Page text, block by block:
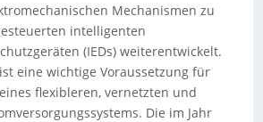
Mechanismen zu
intelligenten
(IEDs) weiterentwickelt.
eine wichtige Voraussetzung für
flexibleren, vernetzten und
Die im Jahr